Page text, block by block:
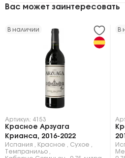
Вас может заинтересовать
В наличии
Артикул: 4153
Красное Арзуага
Крианса, 2016-2022
Испания Красное Сухое
Темпранильо
В